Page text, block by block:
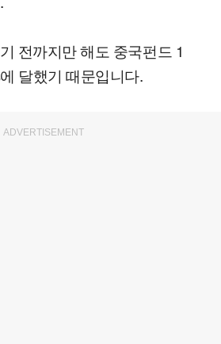
전까지만 해도 중국펀드 1
달했기 때문입니다.
ADVERTISEMENT